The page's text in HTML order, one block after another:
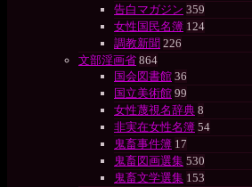
告白マガジン 359
女性国民名簿 124
調教新聞 226
文部淫画省 864
国会図書館 36
国立美術館 99
女性蔑視名辞典 8
非実在女性名簿 54
鬼畜事件簿 17
鬼畜図画選集 530
鬼畜文学選集 153